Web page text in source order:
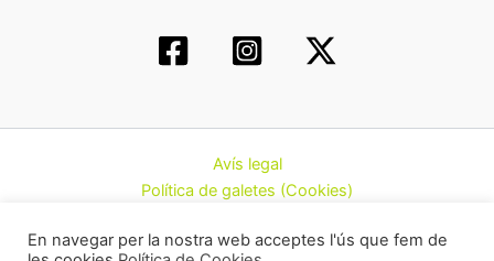
Avís legal
Política de galetes (Cookies)
Contacte
En navegar per la nostra web acceptes l'ús que fem de